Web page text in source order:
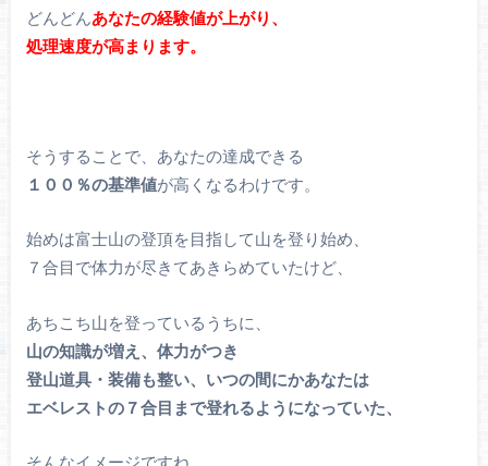
どんどん あなたの経験値が上がり、
処理速度が高まります。
そうすることで、あなたの達成できる
１００％の基準値が高くなるわけです。
始めは富士山の登頂を目指して山を登り始め、
７合目で体力が尽きてあきらめていたけど、
あちこち山を登っているうちに、
山の知識が増え、体力がつき
登山道具・装備も整い、いつの間にかあなたは
エベレストの７合目まで登れるようになっていた、
そんなイメージですね。